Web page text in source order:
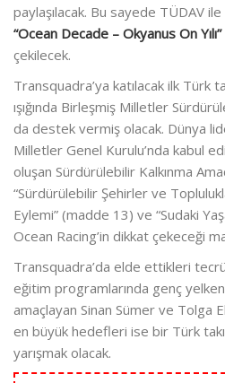
paylaşılacak. Bu sayede TÜDAV
“Ocean Decade – Okyanus On Yılı”
çekilecek.
Transquadra’ya katılacak ilk Türk
ışığında Birleşmiş Milletler
da destek vermiş olacak. Dünya
Milletler Genel Kurulu’nda kabul
oluşan Sürdürülebilir Kalkınma
“Sürdürülebilir Şehirler ve
Eylemi” (madde 13) ve “Sudaki
Ocean Racing’in dikkat çekeceği
Transquadra’da elde ettikleri
eğitim programlarında genç
amaçlayan Sinan Sümer ve Tolga
en büyük hedefleri ise bir Türk
yarışmak olacak.